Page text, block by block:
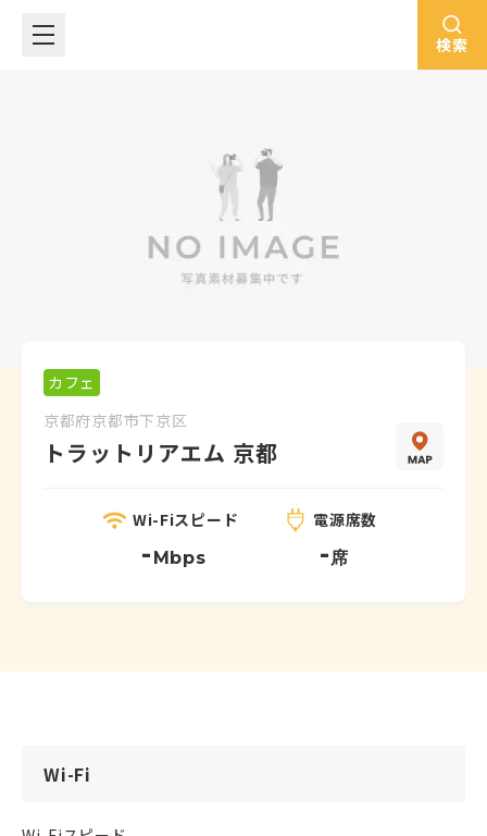
検索
カフェ
京都府京都市下京区
トラットリアエム 京都
Wi-Fiスピード
- Mbps
電源席数
-席
Wi-Fi